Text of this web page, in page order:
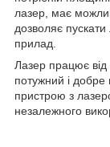
лазер, має
дозволяє
прилад.
Лазер працює від
потужний і добре
пристрою з
незалежного